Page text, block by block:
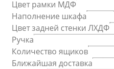
Цвет рамки МДФ
Наполнение шкафа
Цвет задней стенки ЛХДФ
Ручка
Количество ящиков
Ближайшая доставка